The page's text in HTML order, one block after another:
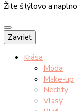
Žite štýlovo a naplno
Zavrieť
Krása
Móda
Make-up
Nechty
Vlasy